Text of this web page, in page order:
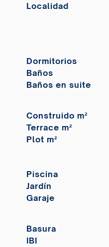
Localidad
Dormitorios
Baños
Baños en suite
Construido m²
Terrace m²
Plot m²
Piscina
Jardín
Garaje
Basura
IBI